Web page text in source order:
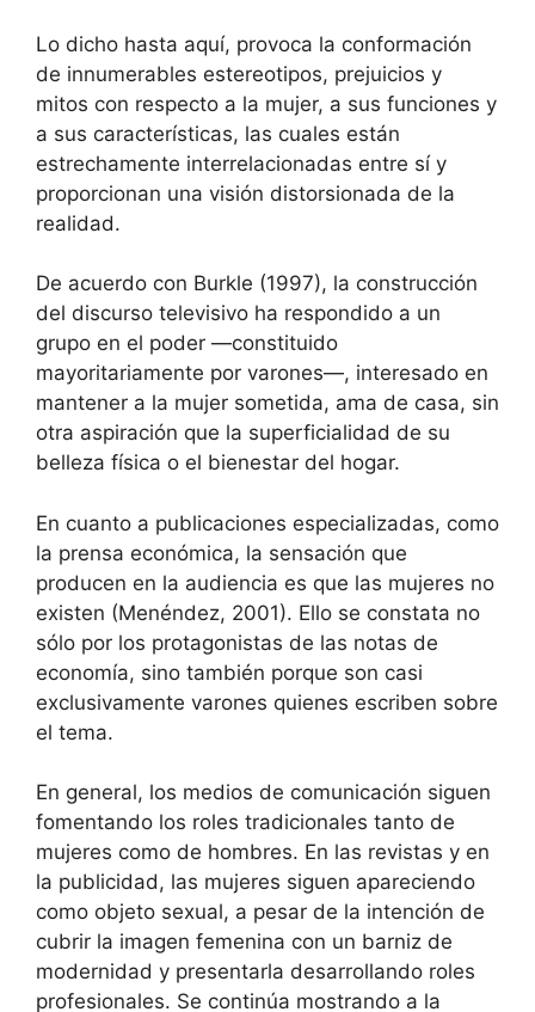
Lo dicho hasta aquí, provoca la conformación
de innumerables estereotipos, prejuicios y
mitos con respecto a la mujer, a sus funciones y
a sus características, las cuales están
estrechamente interrelacionadas entre sí y
proporcionan una visión distorsionada de la
realidad.
De acuerdo con Burkle (1997), la construcción
del discurso televisivo ha respondido a un
grupo en el poder —constituido
mayoritariamente por varones—, interesado en
mantener a la mujer sometida, ama de casa, sin
otra aspiración que la superficialidad de su
belleza física o el bienestar del hogar.
En cuanto a publicaciones especializadas, como
la prensa económica, la sensación que
producen en la audiencia es que las mujeres no
existen (Menéndez, 2001). Ello se constata no
sólo por los protagonistas de las notas de
economía, sino también porque son casi
exclusivamente varones quienes escriben sobre
el tema.
En general, los medios de comunicación siguen
fomentando los roles tradicionales tanto de
mujeres como de hombres. En las revistas y en
la publicidad, las mujeres siguen apareciendo
como objeto sexual, a pesar de la intención de
cubrir la imagen femenina con un barniz de
modernidad y presentarla desarrollando roles
profesionales. Se continúa mostrando a la